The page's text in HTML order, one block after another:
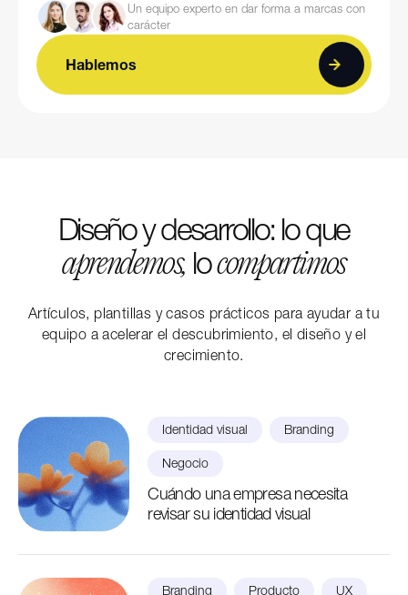
Un equipo experto en dar forma a marcas con
carácter
Hablemos
Diseño y desarrollo: lo que
aprendemos, locompartimos
Artículos, plantillas y casos prácticos para ayudar a tu
equipo a acelerar el descubrimiento, el diseño y el
crecimiento.
Identidad visual Branding
Negocio
Cuándo una empresa necesita
revisar su identidad visual
Branding Producto UX